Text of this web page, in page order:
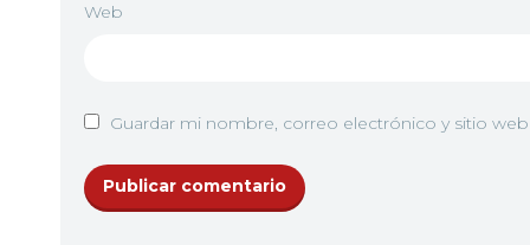
Web
Guardar mi nombre, correo electrónico y sitio